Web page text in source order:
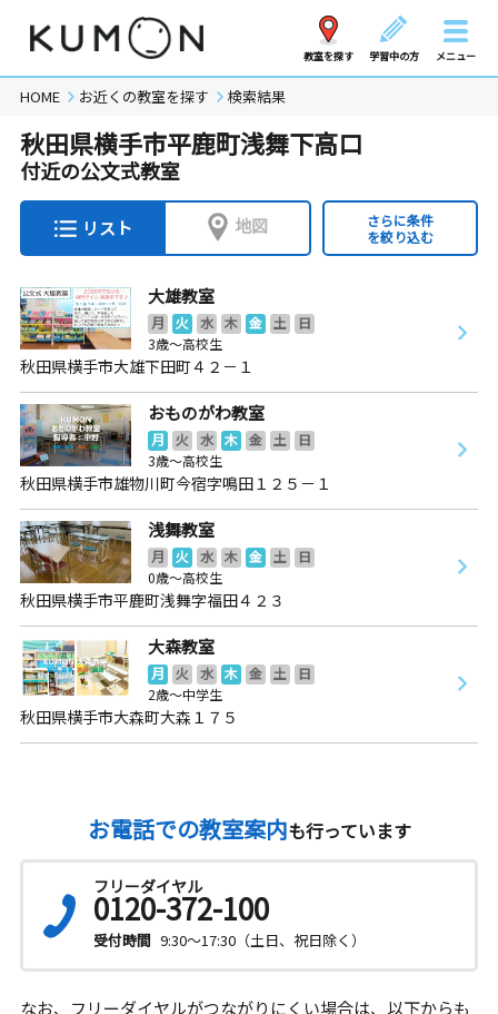
教室を探す 学習中の方 メニュー
HOME お近くの教室を探す 検索結果
秋田県横手市平鹿町浅舞下高口
付近の公文式教室
リスト 地図
さらに条件
を絞り込む
大雄教室
月 火 水 木 金 土
日
3歳～高校生
秋田県横手市大雄下田町４２－１
おものがわ教室
月 火 水 木 金 土
日
3歳～高校生
秋田県横手市雄物川町今宿字鳴田１２５－１
浅舞教室
月 火 水 木 金 土
日
0歳～高校生
秋田県横手市平鹿町浅舞字福田４２３
大森教室
月 火 水 木 金 土
日
2歳～中学生
秋田県横手市大森町大森１７５
お電話での教室案内も行っています
フリーダイヤル
0120-372-100
受付時間 9:30～17:30（土日、祝日除く）
なお、フリーダイヤルがつながりにくい場合は、以下からも